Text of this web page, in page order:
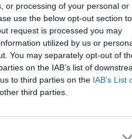
or processing of your personal or
use the below opt-out section to
request is processed you may
utilized by us or
You may separately opt-out of
on the IAB’s list of
to third parties on the IAB’s List
third parties.
nel verde di una fitta vegetazione
di Garda in posizione tranquilla e a
82 (Brescia)
Lago di Garda, in posizione privilegiata
sia dal centro di Baveno che dal